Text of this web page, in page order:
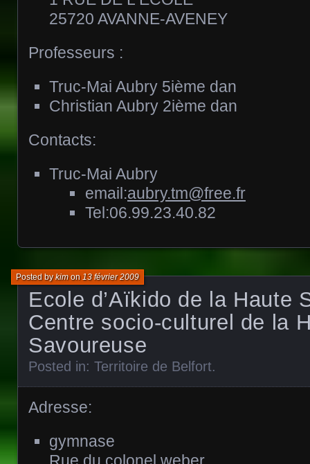
25720 AVANNE-AVENEY
Professeurs :
Truc-Mai Aubry 5ième dan
Christian Aubry 2ième dan
Contacts:
Truc-Mai Aubry
email:aubry.tm@free.fr
Tel:06.99.23.40.82
Ecole d’Aïkido de la Haute
Centre socio-culturel de la
Savoureuse
Posted bykimon13 février 2009
Posted in: Territoire de Belfort.
Adresse:
gymnase